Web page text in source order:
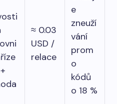
≈ 0.03
USD /
relace
e
zneuží
vání
prom
o
kódů
o 18 %